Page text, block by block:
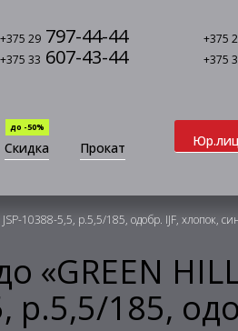
+375 29 797-44-44 +375
+375 33 607-43-44 +375
Скидка
до -50%
Прокат
10388-5,5, р.5,5/185, одобр. IJF, хлопок,
«GREEN
р.5,5/185,